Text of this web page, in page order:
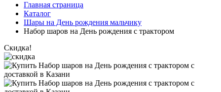
Главная страница
Каталог
Шары на День рождения мальчику
Набор шаров на День рождения с трактором
Скидка!